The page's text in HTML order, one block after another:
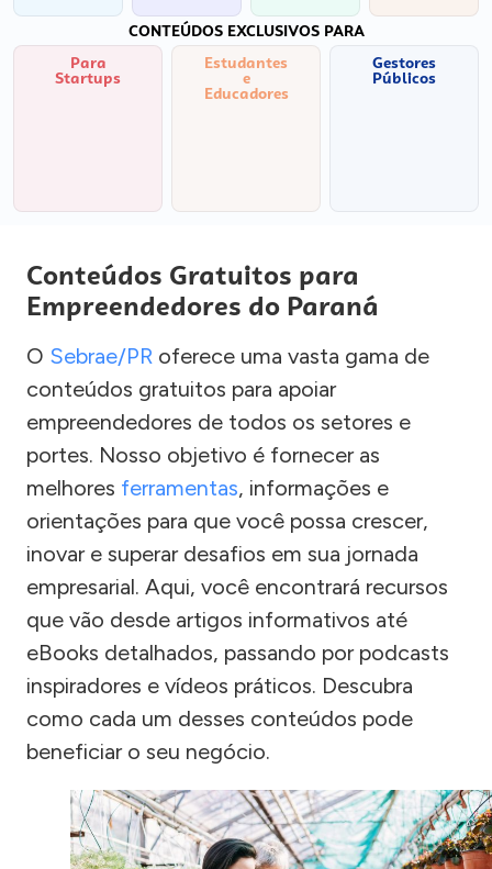
CONTEÚDOS EXCLUSIVOS PARA
Para
Startups
Estudantes
e
Educadores
Gestores
Públicos
Conteúdos Gratuitos para
Empreendedores do Paraná
O Sebrae/PR oferece uma vasta gama de
conteúdos gratuitos para apoiar
empreendedores de todos os setores e
portes. Nosso objetivo é fornecer as
melhores ferramentas, informações e
orientações para que você possa crescer,
inovar e superar desafios em sua jornada
empresarial. Aqui, você encontrará recursos
que vão desde artigos informativos até
eBooks detalhados, passando por podcasts
inspiradores e vídeos práticos. Descubra
como cada um desses conteúdos pode
beneficiar o seu negócio.